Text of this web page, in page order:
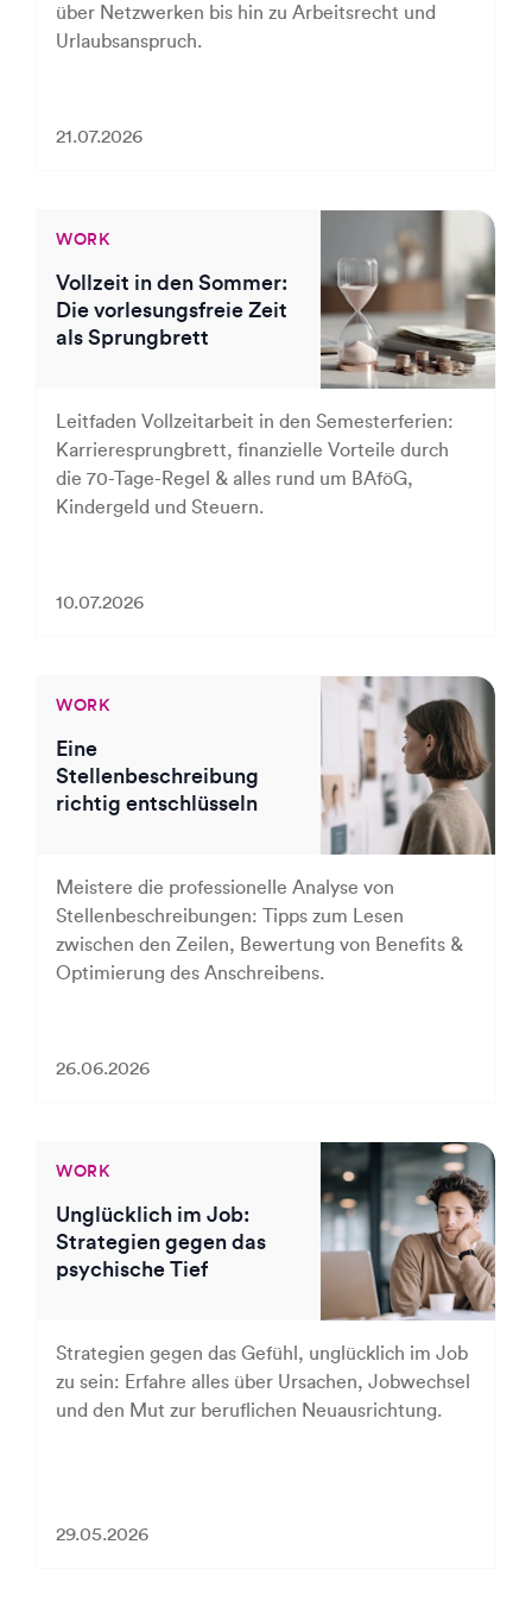
über Netzwerken bis hin zu Arbeitsrecht und
Urlaubsanspruch.
21.07.2026
WORK
Vollzeit in den Sommer:
Die vorlesungsfreie Zeit
als Sprungbrett
Leitfaden Vollzeitarbeit in den Semesterferien:
Karrieresprungbrett, finanzielle Vorteile durch
die 70-Tage-Regel & alles rund um BAföG,
Kindergeld und Steuern.
10.07.2026
WORK
Eine
Stellenbeschreibung
richtig entschlüsseln
Meistere die professionelle Analyse von
Stellenbeschreibungen: Tipps zum Lesen
zwischen den Zeilen, Bewertung von Benefits &
Optimierung des Anschreibens.
26.06.2026
WORK
Unglücklich im Job:
Strategien gegen das
psychische Tief
Strategien gegen das Gefühl, unglücklich im Job
zu sein: Erfahre alles über Ursachen, Jobwechsel
und den Mut zur beruflichen Neuausrichtung.
29.05.2026